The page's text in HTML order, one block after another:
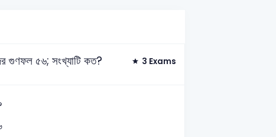
গুণফল ৫৬; সংখ্যাটি কত? 3 Exams